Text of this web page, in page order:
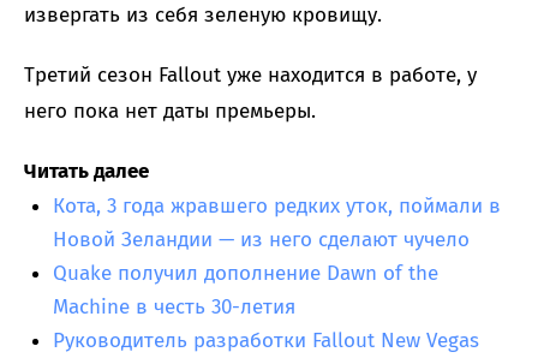
извергать из себя зеленую кровищу.
Третий сезон Fallout уже находится в работе, у
него пока нет даты премьеры.
Читать далее
Кота, 3 года жравшего редких уток, поймали в
Новой Зеландии — из него сделают чучело
Quake получил дополнение Dawn of the
Machine в честь 30-летия
Руководитель разработки Fallout New Vegas